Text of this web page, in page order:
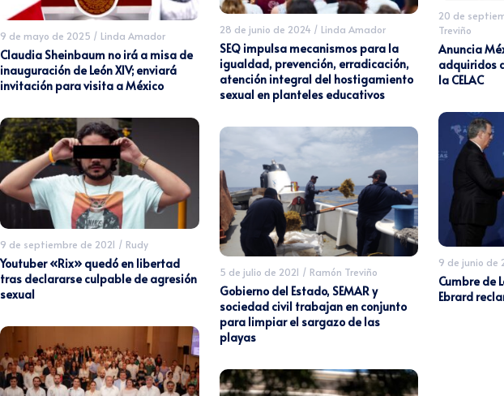
9 de mayo de 2025 / Linda Amador
Claudia Sheinbaum no irá a misa de
inauguración de León XIV; enviará
invitación para visita a México
9 de septiembre de 2021 / Rudy
Youtuber «Rix» quedó en libertad
tras declararse culpable de agresión
sexual
28 de junio de 2024 / Linda Amador
SEQ impulsa mecanismos para la
igualdad, prevención, erradicación,
atención integral del hostigamiento
sexual en planteles educativos
5 de julio de 2021 / Ramón Treviño
Gobierno del Estado, SEMAR y
sociedad civil trabajan en conjunto
para limpiar el sargazo de las
playas
20 de
Treviño
Anuncia
adquiridos
la CELAC
9 de junio de
Cumbre de
Ebrard